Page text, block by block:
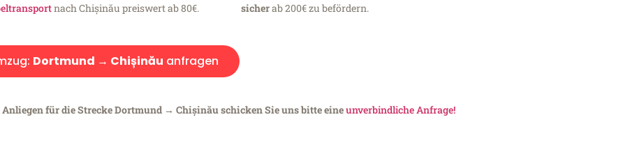
nach Chișinău preiswert ab 80€.
sicherab 200€ zu befördern.
Dortmund → Chișinău anfragen
für die Strecke Dortmund → Chișinău schicken Sie uns bitte eineunverbindliche Anfrage!